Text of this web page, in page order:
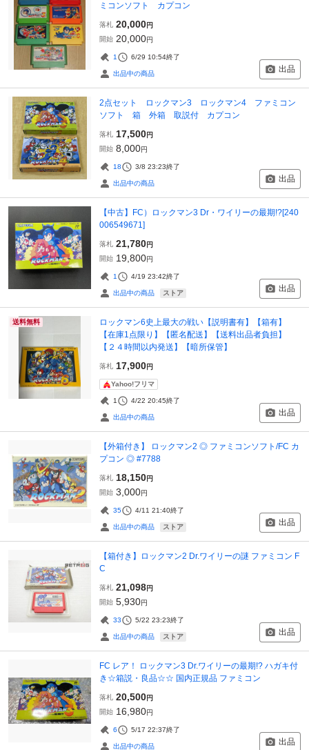
ミコンソフト カプコン
落札 20,000円
開始 20,000円
1 6/29 10:54終了
出品中の商品 出品
2点セット ロックマン3 ロックマン4 ファミコン
ソフト 箱 外箱 取説付 カプコン
落札 17,500円
開始 8,000円
18 3/8 23:23終了
出品中の商品 出品
【中古】FC）ロックマン3 Dr・ワイリーの最期!?[240
006549671]
落札 21,780円
開始 19,800円
1 4/19 23:42終了
出品中の商品 ストア 出品
送料無料
ロックマン6史上最大の戦い【説明書有】【箱有】
【在庫1点限り】【匿名配送】【送料出品者負担】
【２４時間以内発送】【暗所保管】
落札 17,900円
Yahoo!フリマ
1 4/22 20:45終了
出品中の商品 出品
【外箱付き】 ロックマン2 ◎ ファミコンソフト/FC カ
プコン ◎ #7788
落札 18,150円
開始 3,000円
35 4/11 21:40終了
出品中の商品 ストア 出品
【箱付き】ロックマン2 Dr.ワイリーの謎 ファミコン F
C
落札 21,098円
開始 5,930円
33 5/22 23:23終了
出品中の商品 ストア 出品
FC レア！ ロックマン3 Dr.ワイリーの最期!? ハガキ付
き☆箱説・良品☆☆ 国内正規品 ファミコン
落札 20,500円
開始 16,980円
6 5/17 22:37終了
出品中の商品 出品